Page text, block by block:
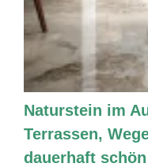
Naturstein im
Terrassen,
dauerhaft